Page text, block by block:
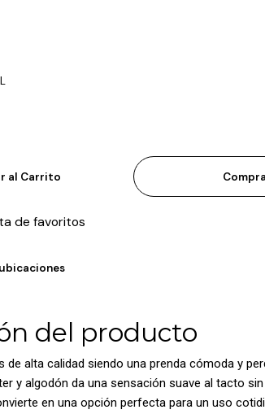
al Carrito
de favoritos
del producto
de alta calidad siendo una prenda cómoda y
y algodón da una sensación suave al tacto
en una opción perfecta para un uso